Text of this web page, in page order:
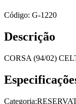
Código: G-1220
Descrição
CORSA (94/02)
Categoria: